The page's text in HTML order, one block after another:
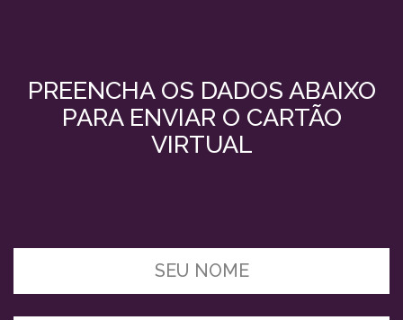
PREENCHA OS DADOS ABAIXO
PARA ENVIAR O CARTÃO
VIRTUAL